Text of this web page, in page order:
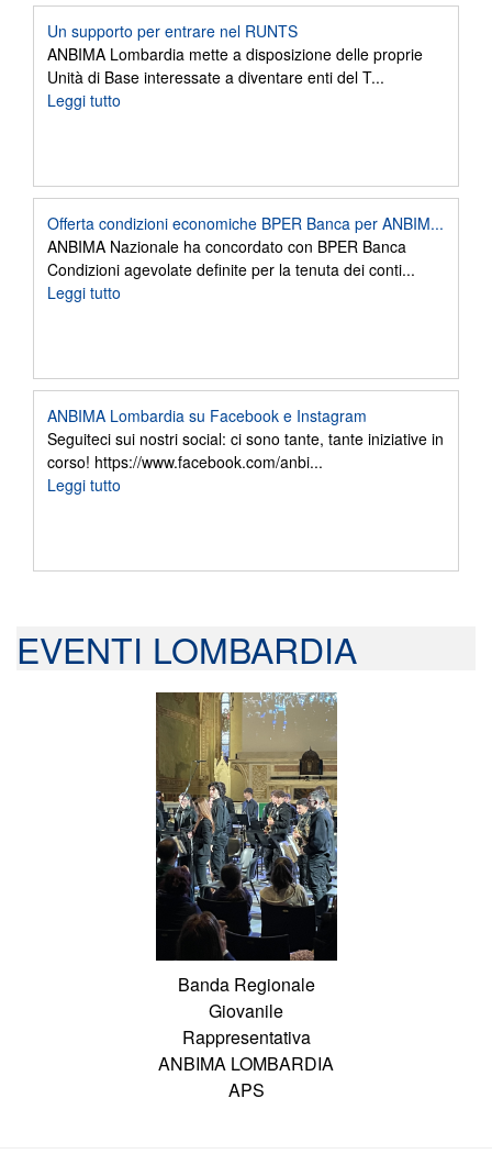
Un supporto per entrare nel RUNTS
ANBIMA Lombardia mette a disposizione delle proprie
Unità di Base interessate a diventare enti del T...
Leggi tutto
Offerta condizioni economiche BPER Banca per ANBIM...
ANBIMA Nazionale ha concordato con BPER Banca
Condizioni agevolate definite per la tenuta dei conti...
Leggi tutto
ANBIMA Lombardia su Facebook e Instagram
Seguiteci sui nostri social: ci sono tante, tante iniziative in
corso! https://www.facebook.com/anbi...
Leggi tutto
EVENTI LOMBARDIA
Banda Regionale
Giovanile
Rappresentativa
ANBIMA LOMBARDIA
APS